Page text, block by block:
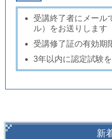
受講終了者にメール
ル）をお送りします
受講修了証の有効期
3年以内に認定試験
新